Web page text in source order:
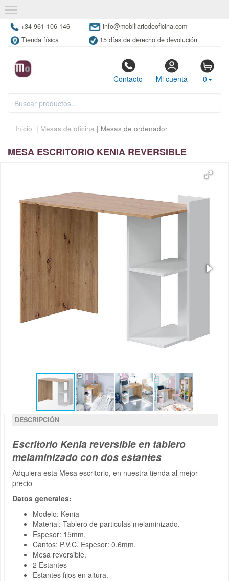
+34 961 106 146
info@mobiliariodeoficina.com
Tienda física
15 días de derecho de devolución
Contacto Mi cuenta 0
Inicio | Mesas de oficina | Mesas de ordenador
MESA ESCRITORIO KENIA REVERSIBLE
DESCRIPCIÓN
Escritorio Kenia reversible en tablero
melaminizado con dos estantes
Adquiera esta Mesa escritorio, en nuestra tienda al mejor
precio
Datos generales:
Modelo: Kenia
Material: Tablero de particulas melaminizado.
Espesor: 15mm.
Cantos: P.V.C. Espesor: 0,6mm.
Mesa reversible.
2 Estantes
Estantes fijos en altura.